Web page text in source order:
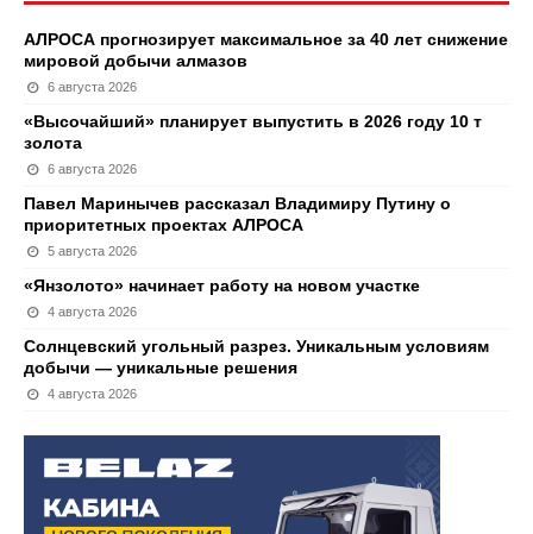
АЛРОСА прогнозирует максимальное за 40 лет снижение
мировой добычи алмазов
6 августа 2026
«Высочайший» планирует выпустить в 2026 году 10 т
золота
6 августа 2026
Павел Маринычев рассказал Владимиру Путину о
приоритетных проектах АЛРОСА
5 августа 2026
«Янзолото» начинает работу на новом участке
4 августа 2026
Солнцевский угольный разрез. Уникальным условиям
добычи — уникальные решения
4 августа 2026